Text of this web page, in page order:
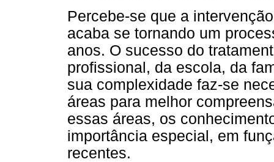
Percebe-se que a
acaba se tornando um
anos. O sucesso do
profissional, da escola, da
sua complexidade faz-se
áreas para melhor
essas áreas, os
importância especial, em
recentes.